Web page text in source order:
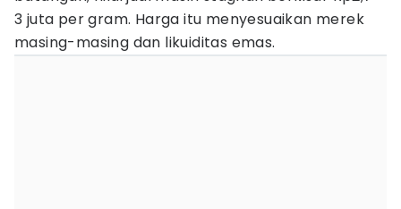
3 juta per gram. Harga itu menyesuaikan merek
masing-masing dan likuiditas emas.